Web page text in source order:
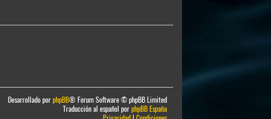
Desarrollado porphpBB® Forum Software © phpBB Limited
Traducción al español porphpBB España